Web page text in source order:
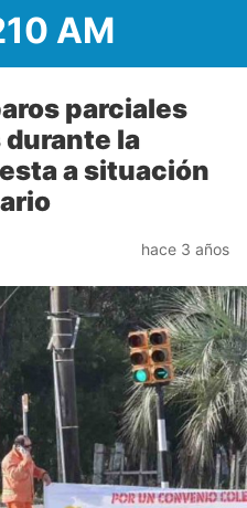
AM
parciales
la
a situación
hace 3 años